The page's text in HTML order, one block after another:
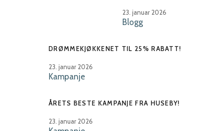
23. januar 2026
Blogg
DRØMMEKJØKKENET TIL 25% RABATT!
23. januar 2026
Kampanje
ÅRETS BESTE KAMPANJE FRA HUSEBY!
23. januar 2026